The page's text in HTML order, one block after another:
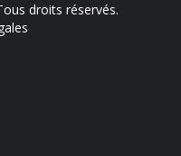
droits réservés.